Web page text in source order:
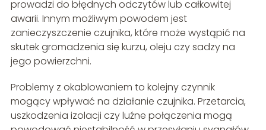
prowadzi do błędnych odczytów lub całkowitej
awarii. Innym możliwym powodem jest
zanieczyszczenie czujnika, które może wystąpić na
skutek gromadzenia się kurzu, oleju czy sadzy na
jego powierzchni.
Problemy z okablowaniem to kolejny czynnik
mogący wpływać na działanie czujnika. Przetarcia,
uszkodzenia izolacji czy luźne połączenia mogą